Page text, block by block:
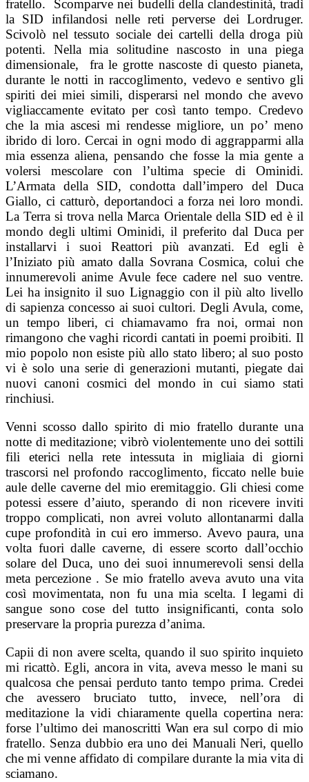
fratello. Scomparve nei budelli della clandestinità, tradì
la SID infilandosi nelle reti perverse dei Lordruger.
Scivolò nel tessuto sociale dei cartelli della droga più
potenti. Nella mia solitudine nascosto in una piega
dimensionale, fra le grotte nascoste di questo pianeta,
durante le notti in raccoglimento, vedevo e sentivo gli
spiriti dei miei simili, disperarsi nel mondo che avevo
vigliaccamente evitato per così tanto tempo. Credevo
che la mia ascesi mi rendesse migliore, un po’ meno
ibrido di loro. Cercai in ogni modo di aggrapparmi alla
mia essenza aliena, pensando che fosse la mia gente a
volersi mescolare con l’ultima specie di Ominidi.
L’Armata della SID, condotta dall’impero del Duca
Giallo, ci catturò, deportandoci a forza nei loro mondi.
La Terra si trova nella Marca Orientale della SID ed è il
mondo degli ultimi Ominidi, il preferito dal Duca per
installarvi i suoi Reattori più avanzati. Ed egli è
l’Iniziato più amato dalla Sovrana Cosmica, colui che
innumerevoli anime Avule fece cadere nel suo ventre.
Lei ha insignito il suo Lignaggio con il più alto livello
di sapienza concesso ai suoi cultori. Degli Avula, come,
un tempo liberi, ci chiamavamo fra noi, ormai non
rimangono che vaghi ricordi cantati in poemi proibiti. Il
mio popolo non esiste più allo stato libero; al suo posto
vi è solo una serie di generazioni mutanti, piegate dai
nuovi canoni cosmici del mondo in cui siamo stati
rinchiusi.
Venni scosso dallo spirito di mio fratello durante una
notte di meditazione; vibrò violentemente uno dei sottili
fili eterici nella rete intessuta in migliaia di giorni
trascorsi nel profondo raccoglimento, ficcato nelle buie
aule delle caverne del mio eremitaggio. Gli chiesi come
potessi essere d’aiuto, sperando di non ricevere inviti
troppo complicati, non avrei voluto allontanarmi dalla
cupe profondità in cui ero immerso. Avevo paura, una
volta fuori dalle caverne, di essere scorto dall’occhio
solare del Duca, uno dei suoi innumerevoli sensi della
meta percezione . Se mio fratello aveva avuto una vita
così movimentata, non fu una mia scelta. I legami di
sangue sono cose del tutto insignificanti, conta solo
preservare la propria purezza d’anima.
Capii di non avere scelta, quando il suo spirito inquieto
mi ricattò. Egli, ancora in vita, aveva messo le mani su
qualcosa che pensai perduto tanto tempo prima. Credei
che avessero bruciato tutto, invece, nell’ora di
meditazione la vidi chiaramente quella copertina nera:
forse l’ultimo dei manoscritti Wan era sul corpo di mio
fratello. Senza dubbio era uno dei Manuali Neri, quello
che mi venne affidato di compilare durante la mia vita di
sciamano.